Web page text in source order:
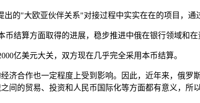
的"大欧亚伙伴关系"对接过程中实实在在的项目，通
结算方面取得的进展，稳步推进中俄在银行领域和在
亿美元大关，双方现在几乎完全采用本币结算。
济合作也一定程度上受到影响。因此，近年来，俄罗
的贸易、投资和人民币国际化等方面都有意义，所